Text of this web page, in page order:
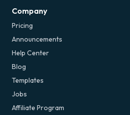
Company
Pricing
Announcements
Help Center
Blog
Templates
Jobs
Affiliate Program